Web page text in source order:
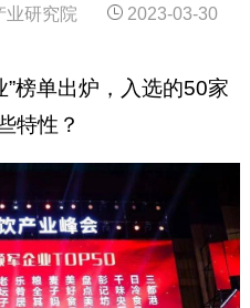
业研究院
2023-03-30
榜单出炉，入选的50家
特性？